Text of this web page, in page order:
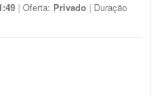
| Oferta: Privado | Duração